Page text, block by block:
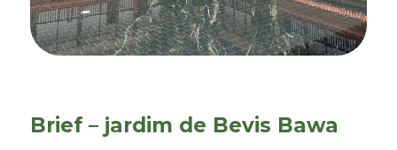
Brief – jardim de Bevis Bawa